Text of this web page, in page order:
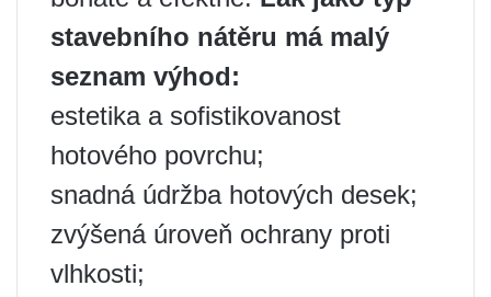
stavebního nátěru má malý
seznam výhod:
estetika a sofistikovanost
hotového povrchu;
snadná údržba hotových desek;
zvýšená úroveň ochrany proti
vlhkosti;